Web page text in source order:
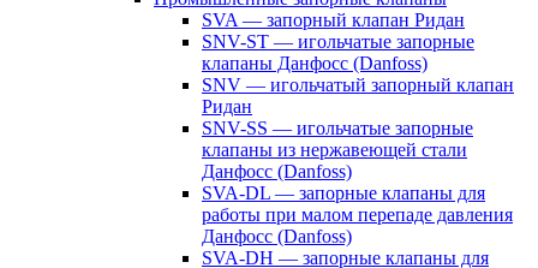
SVA — запорный клапан Ридан
SNV-ST — игольчатые запорные
клапаны Данфосс (Danfoss)
SNV — игольчатый запорный клапан
Ридан
SNV-SS — игольчатые запорные
клапаны из нержавеющей стали
Данфосс (Danfoss)
SVA-DL — запорные клапаны для
работы при малом перепаде давления
Данфосс (Danfoss)
SVA-DH — запорные клапаны для